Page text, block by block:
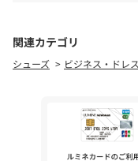
※シューズの重量は、シ
箱や付属品は計測に含ま
※商品に不良が無い場合
店舗へお問い合わせの
下記の品名/品番をお申
品名：UA BELGIAN
関連カテゴリ
シューズ ビジネス・ドレ